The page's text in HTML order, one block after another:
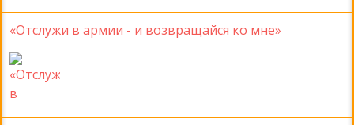
«Отслужи в армии - и возвращайся ко мне»